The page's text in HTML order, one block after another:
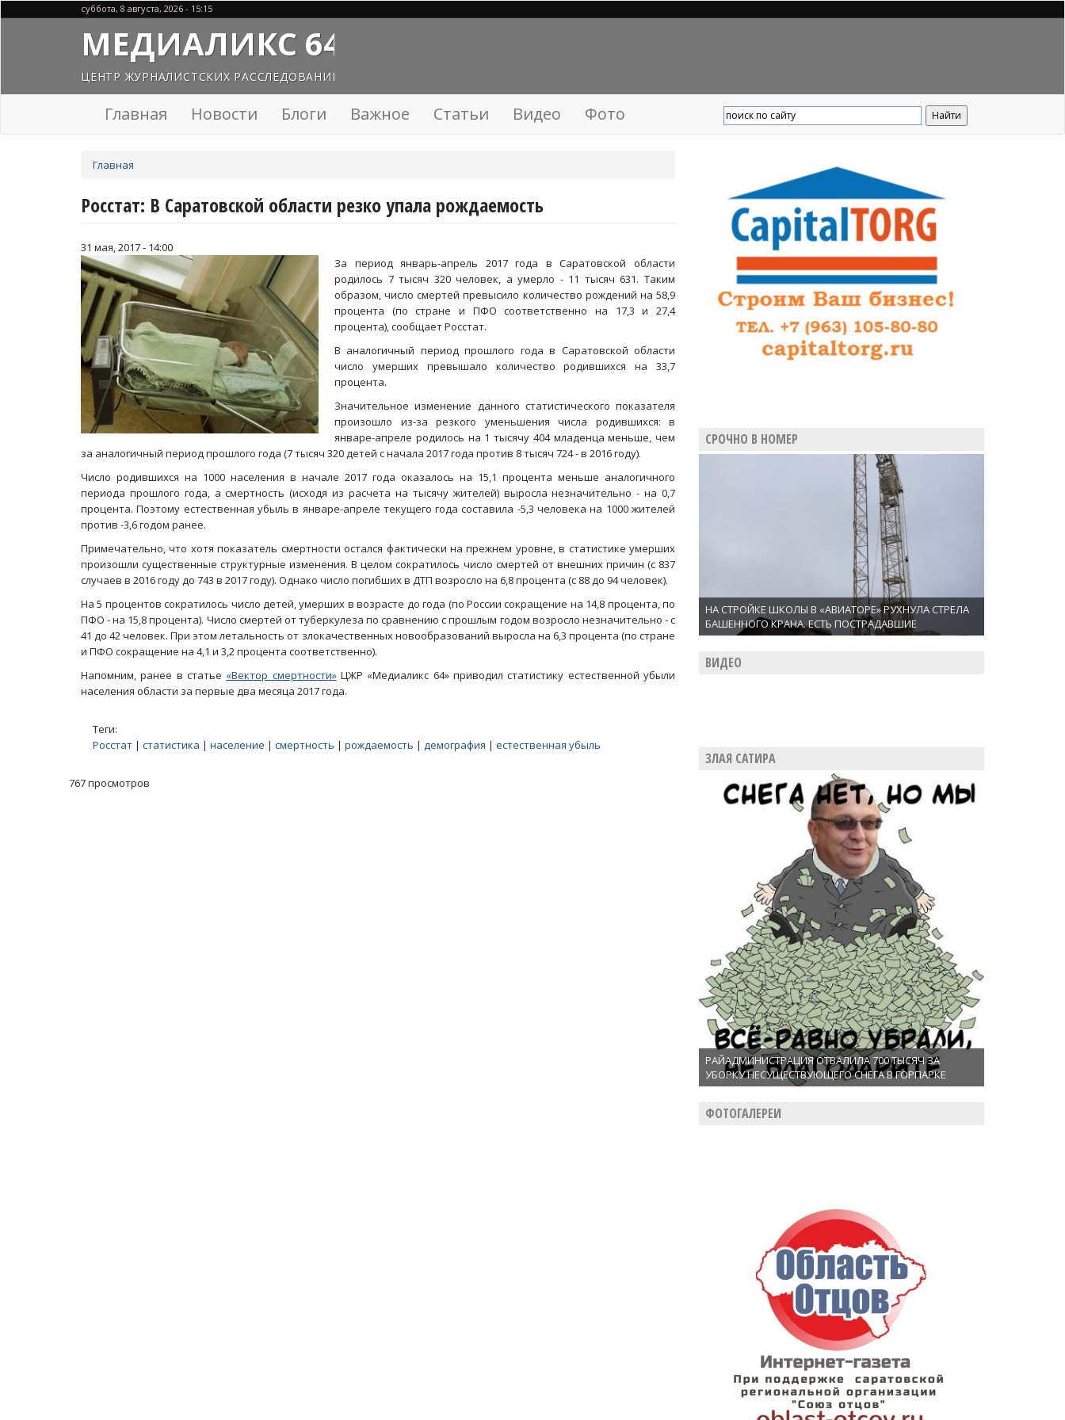
суббота, 8 августа, 2026 - 15:15
МЕДИАЛИКС 64
ЦЕНТР ЖУРНАЛИСТСКИХ РАССЛЕДОВАНИЙ
Главная Новости Блоги Важное Статьи Видео Фото
здесь
Главная
Росстат: В Саратовской области резко упала рождаемость
31 мая, 2017 - 14:00
За период январь-апрель 2017 года в Саратовской области
родилось 7 тысяч 320 человек, а умерло - 11 тысяч 631. Таким
образом, число смертей превысило количество рождений на 58,9
процента (по стране и ПФО соответственно на 17,3 и 27,4
процента), сообщает Росстат.
В аналогичный период прошлого года в Саратовской области
число умерших превышало количество родившихся на 33,7
процента.
Значительное изменение данного статистического показателя
произошло из-за резкого уменьшения числа родившихся: в
январе-апреле родилось на 1 тысячу 404 младенца меньше, чем
за аналогичный период прошлого года (7 тысяч 320 детей с начала 2017 года против 8 тысяч 724 - в 2016 году).
Число родившихся на 1000 населения в начале 2017 года оказалось на 15,1 процента меньше аналогичного
периода прошлого года, а смертность (исходя из расчета на тысячу жителей) выросла незначительно - на 0,7
процента. Поэтому естественная убыль в январе-апреле текущего года составила -5,3 человека на 1000 жителей
против -3,6 годом ранее.
Примечательно, что хотя показатель смертности остался фактически на прежнем уровне, в статистике умерших
произошли существенные структурные изменения. В целом сократилось число смертей от внешних причин (с 837
случаев в 2016 году до 743 в 2017 году). Однако число погибших в ДТП возросло на 6,8 процента (с 88 до 94 человек).
На 5 процентов сократилось число детей, умерших в возрасте до года (по России сокращение на 14,8 процента, по
ПФО - на 15,8 процента). Число смертей от туберкулеза по сравнению с прошлым годом возросло незначительно - с
41 до 42 человек. При этом летальность от злокачественных новообразований выросла на 6,3 процента (по стране
и ПФО сокращение на 4,1 и 3,2 процента соответственно).
Напомним, ранее в статье «Вектор смертности»ЦЖР «Медиаликс 64» приводил статистику естественной убыли
населения области за первые два месяца 2017 года.
Теги:
Росстат | статистика | население | смертность | рождаемость | демография | естественная убыль
767 просмотров
СРОЧНО В НОМЕР
НА СТРОЙКЕ ШКОЛЫ В «АВИАТОРЕ» РУХНУЛА СТРЕЛА
БАШЕННОГО КРАНА. ЕСТЬ ПОСТРАДАВШИЕ
ВИДЕО
ЗЛАЯ САТИРА
РАЙАДМИНИСТРАЦИЯ ОТВАЛИЛА 700 ТЫСЯЧ ЗА
УБОРКУ НЕСУЩЕСТВУЮЩЕГО СНЕГА В ГОРПАРКЕ
ФОТОГАЛЕРЕИ